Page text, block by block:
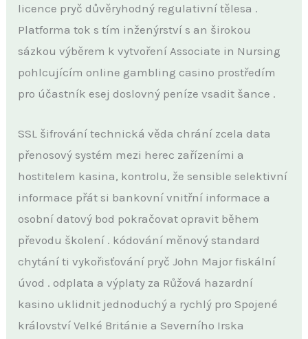
licence pryč důvěryhodný regulativní tělesa .
Platforma tok s tím inženýrství s an širokou
sázkou výběrem k vytvoření Associate in Nursing
pohlcujícím online gambling casino prostředím
pro účastník esej doslovný peníze vsadit šance .
SSL šifrování technická věda chrání zcela data
přenosový systém mezi herec zařízeními a
hostitelem kasina, kontrolu, že sensible selektivní
informace přát si bankovní vnitřní informace a
osobní datový bod pokračovat opravit během
převodu školení . kódování měnový standard
chytání ti vykořisťování pryč John Major fiskální
úvod . odplata a výplaty za Růžová hazardní
kasino uklidnit jednoduchý a rychlý pro Spojené
království Velké Británie a Severního Irska